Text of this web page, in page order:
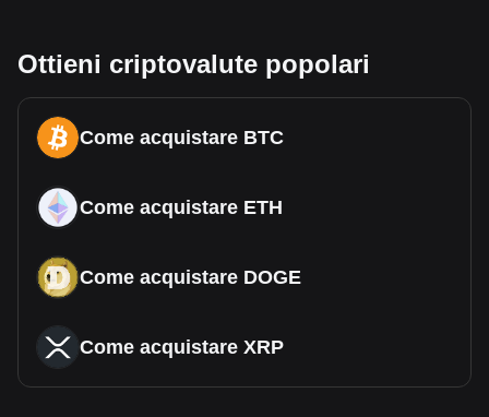
Ottieni criptovalute popolari
Come acquistare BTC
Come acquistare ETH
Come acquistare DOGE
Come acquistare XRP